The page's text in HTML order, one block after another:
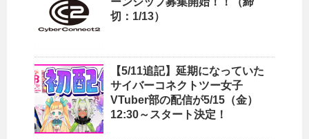
切：1/13）
【5/11追記】延期になっていた
サイバーコネクトツー女子
VTuber部の配信が5/15（金）
12:30～スタート決定！